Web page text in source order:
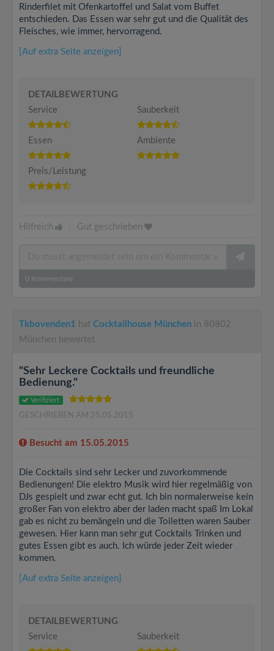
Rinderfilet mit Ofenkartoffel und Salat vom Buffet
entschieden. Das Essen war sehr gut und die Qualität des
Fleisches, wie immer, hervorragend.
[Auf extra Seite anzeigen]
DETAILBEWERTUNG
Service
Sauberkeit
Essen Ambiente
Preis/Leistung
Hilfreich Gut geschrieben
0 Kommentare
Tkbovenden1 hat Cocktailhouse München in 80802
München bewertet
"Sehr Leckere Cocktails und freundliche
Bedienung."
Verifiziert
GESCHRIEBEN AM 25.05.2015
Besucht am 15.05.2015
Die Cocktails sind sehr Lecker und zuvorkommende
Bedienungen! Die elektro Musik wird hier regelmäßig von
DJs gespielt und zwar echt gut. Ich bin normalerweise kein
großer Fan von elektro aber der laden macht spaß Im Lokal
gab es nicht zu bemängeln und die Toiletten waren Sauber
gewesen. Hier kann man sehr gut Cocktails Trinken und
gutes Essen gibt es auch. Ich würde jeder Zeit wieder
kommen.
[Auf extra Seite anzeigen]
DETAILBEWERTUNG
Service
Sauberkeit